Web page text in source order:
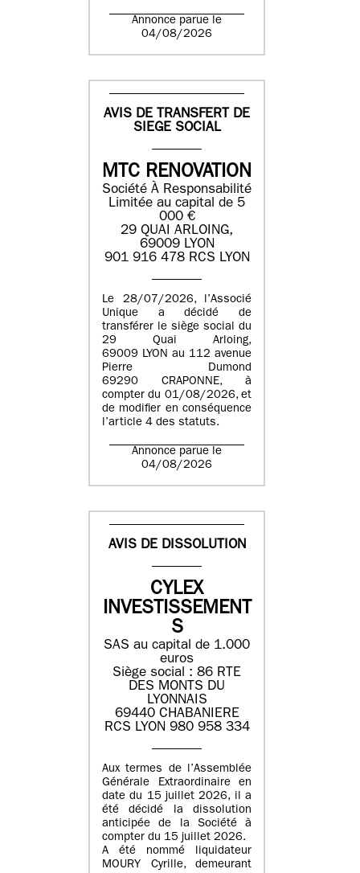
Annonce parue le
04/08/2026
AVIS DE TRANSFERT DE
SIEGE SOCIAL
MTC RENOVATION
Société À Responsabilité
Limitée au capital de 5
000 €
29 QUAI ARLOING,
69009 LYON
901 916 478 RCS LYON
Le 28/07/2026, l’Associé
Unique a décidé de
transférer le siège social du
29 Quai Arloing,
69009 LYON au 112 avenue
Pierre Dumond
69290 CRAPONNE, à
compter du 01/08/2026, et
de modifier en conséquence
l’article 4 des statuts.
Annonce parue le
04/08/2026
AVIS DE DISSOLUTION
CYLEX
INVESTISSEMENT
S
SAS au capital de 1.000
euros
Siège social : 86 RTE
DES MONTS DU
LYONNAIS
69440 CHABANIERE
RCS LYON 980 958 334
Aux termes de l’Assemblée
Générale Extraordinaire en
date du 15 juillet 2026, il a
été décidé la dissolution
anticipée de la Société à
compter du 15 juillet 2026.
A été nommé liquidateur
MOURY Cyrille, demeurant